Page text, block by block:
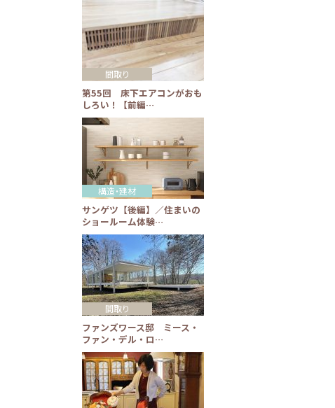
第55回 床下エアコンがおも
しろい！【前編…
間取り
サンゲツ【後編】／住まいの
ショールーム体験…
構造・建材
ファンズワース邸 ミース・
ファン・デル・ロ…
間取り